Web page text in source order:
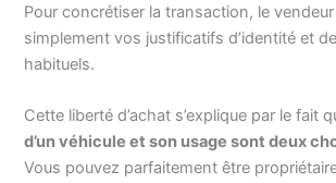
Pour concrétiser la transaction, le
simplement vos justificatifs d’identité et
habituels.
Cette liberté d’achat s’explique par le fait
d’un véhicule et son usage sont deux
Vous pouvez parfaitement être